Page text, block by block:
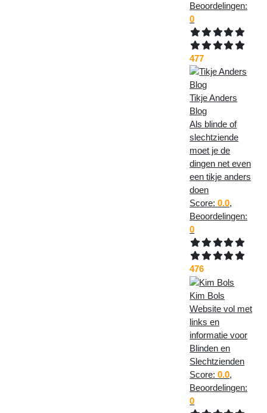
Beoordelingen:
0
477
Tikje Anders
Blog
Als blinde of
slechtziende
moet je de
dingen net even
een tikje anders
doen
Score:0.0,
Beoordelingen:
0
476
Kim Bols
Website vol met
links en
informatie voor
Blinden en
Slechtzienden
Score:0.0,
Beoordelingen:
0